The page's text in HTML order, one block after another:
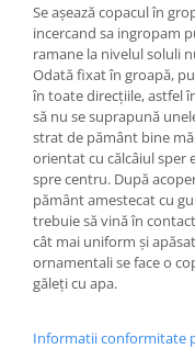
Se așează copacul în
incercand sa ingropam
ramane la nivelul soluli
Odată fixat în groapă,
în toate direcțiile, astfel
să nu se suprapună
strat de pământ bine
orientat cu călcâiul sper
spre centru. După
pământ amestecat cu
trebuie să vină în
cât mai uniform și
ornamentali se face o
găleți cu apa.
Informatii conformitate